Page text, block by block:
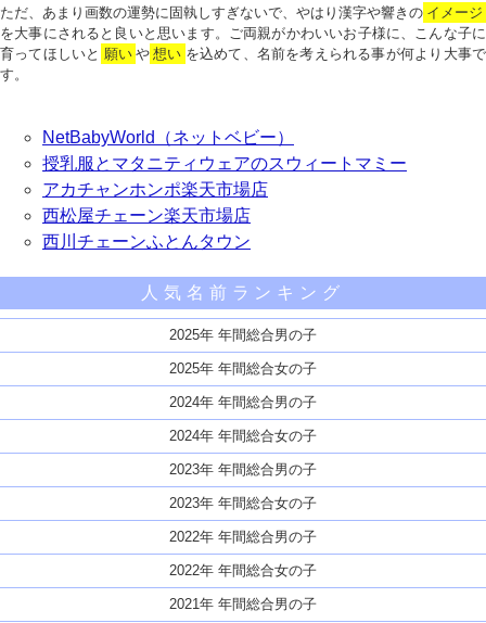
ただ、あまり画数の運勢に固執しすぎないで、やはり漢字や響きの イメージ
を大事にされると良いと思います。ご両親がかわいいお子様に、こんな子に
育ってほしいと 願い や 想い を込めて、名前を考えられる事が何より大事で
す。
NetBabyWorld（ネットベビー）
授乳服とマタニティウェアのスウィートマミー
アカチャンホンポ楽天市場店
西松屋チェーン楽天市場店
西川チェーンふとんタウン
人気名前ランキング
2025年 年間総合男の子
2025年 年間総合女の子
2024年 年間総合男の子
2024年 年間総合女の子
2023年 年間総合男の子
2023年 年間総合女の子
2022年 年間総合男の子
2022年 年間総合女の子
2021年 年間総合男の子